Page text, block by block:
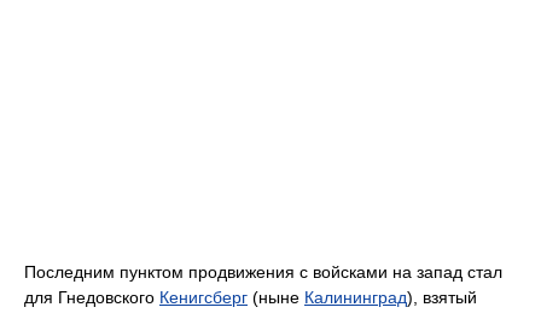
Последним пунктом продвижения с войсками на запад стал
для Гнедовского Кенигсберг (ныне Калининград), взятый